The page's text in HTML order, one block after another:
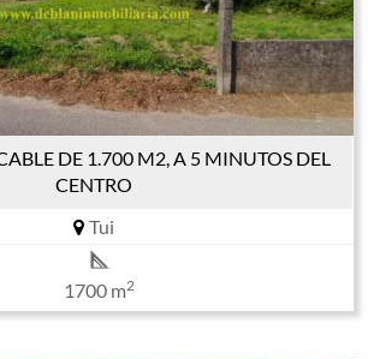
DE 1.700 M2, A 5 MINUTOS DEL
CENTRO
Tui
1700 m2